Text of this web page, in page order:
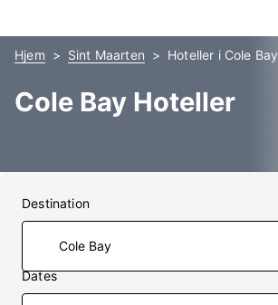
Hjem Sint Maarten Hoteller i Cole Bay
Cole Bay Hoteller
Destination
Dates